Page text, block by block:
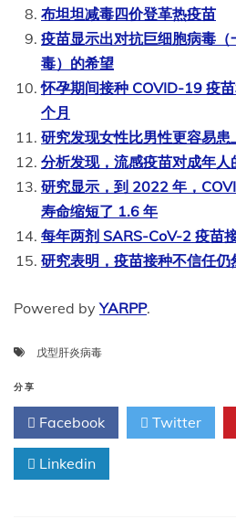
布坦坦减毒四价登革热疫苗
疫苗显示出对抗巨细胞病毒
毒）的希望
怀孕期间接种 COVID-19 疫
个月
研究发现女性比男性更容易患
分析发现，流感疫苗对成年
研究显示，到 2022 年，
寿命缩短了 1.6 年
每年两剂 SARS-CoV-2 疫苗
研究表明，疫苗接种不信任仍
Powered byYARPP.
戊型肝炎病毒
分享
Facebook Twitter
Linkedin